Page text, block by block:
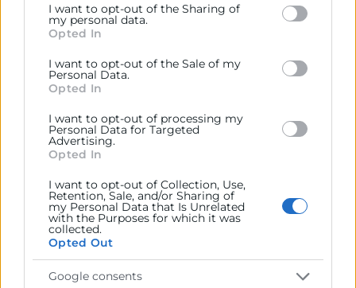
including but not limited to your visit or usage
behaviour. You may click to grant or deny consent to
below specified purposes in below Google consent
section.
I want to opt-out of the Sharing of
my personal data.
Opted In
I want to opt-out of the Sale of my
Personal Data.
Opted In
I want to opt-out of processing my
Personal Data for Targeted
Advertising.
Opted In
I want to opt-out of Collection, Use,
Retention, Sale, and/or Sharing of
my Personal Data that Is Unrelated
with the Purposes for which it was
collected.
Opted Out
Google consents
Consulta tu crédito
formativo
Solicita tu ayuda